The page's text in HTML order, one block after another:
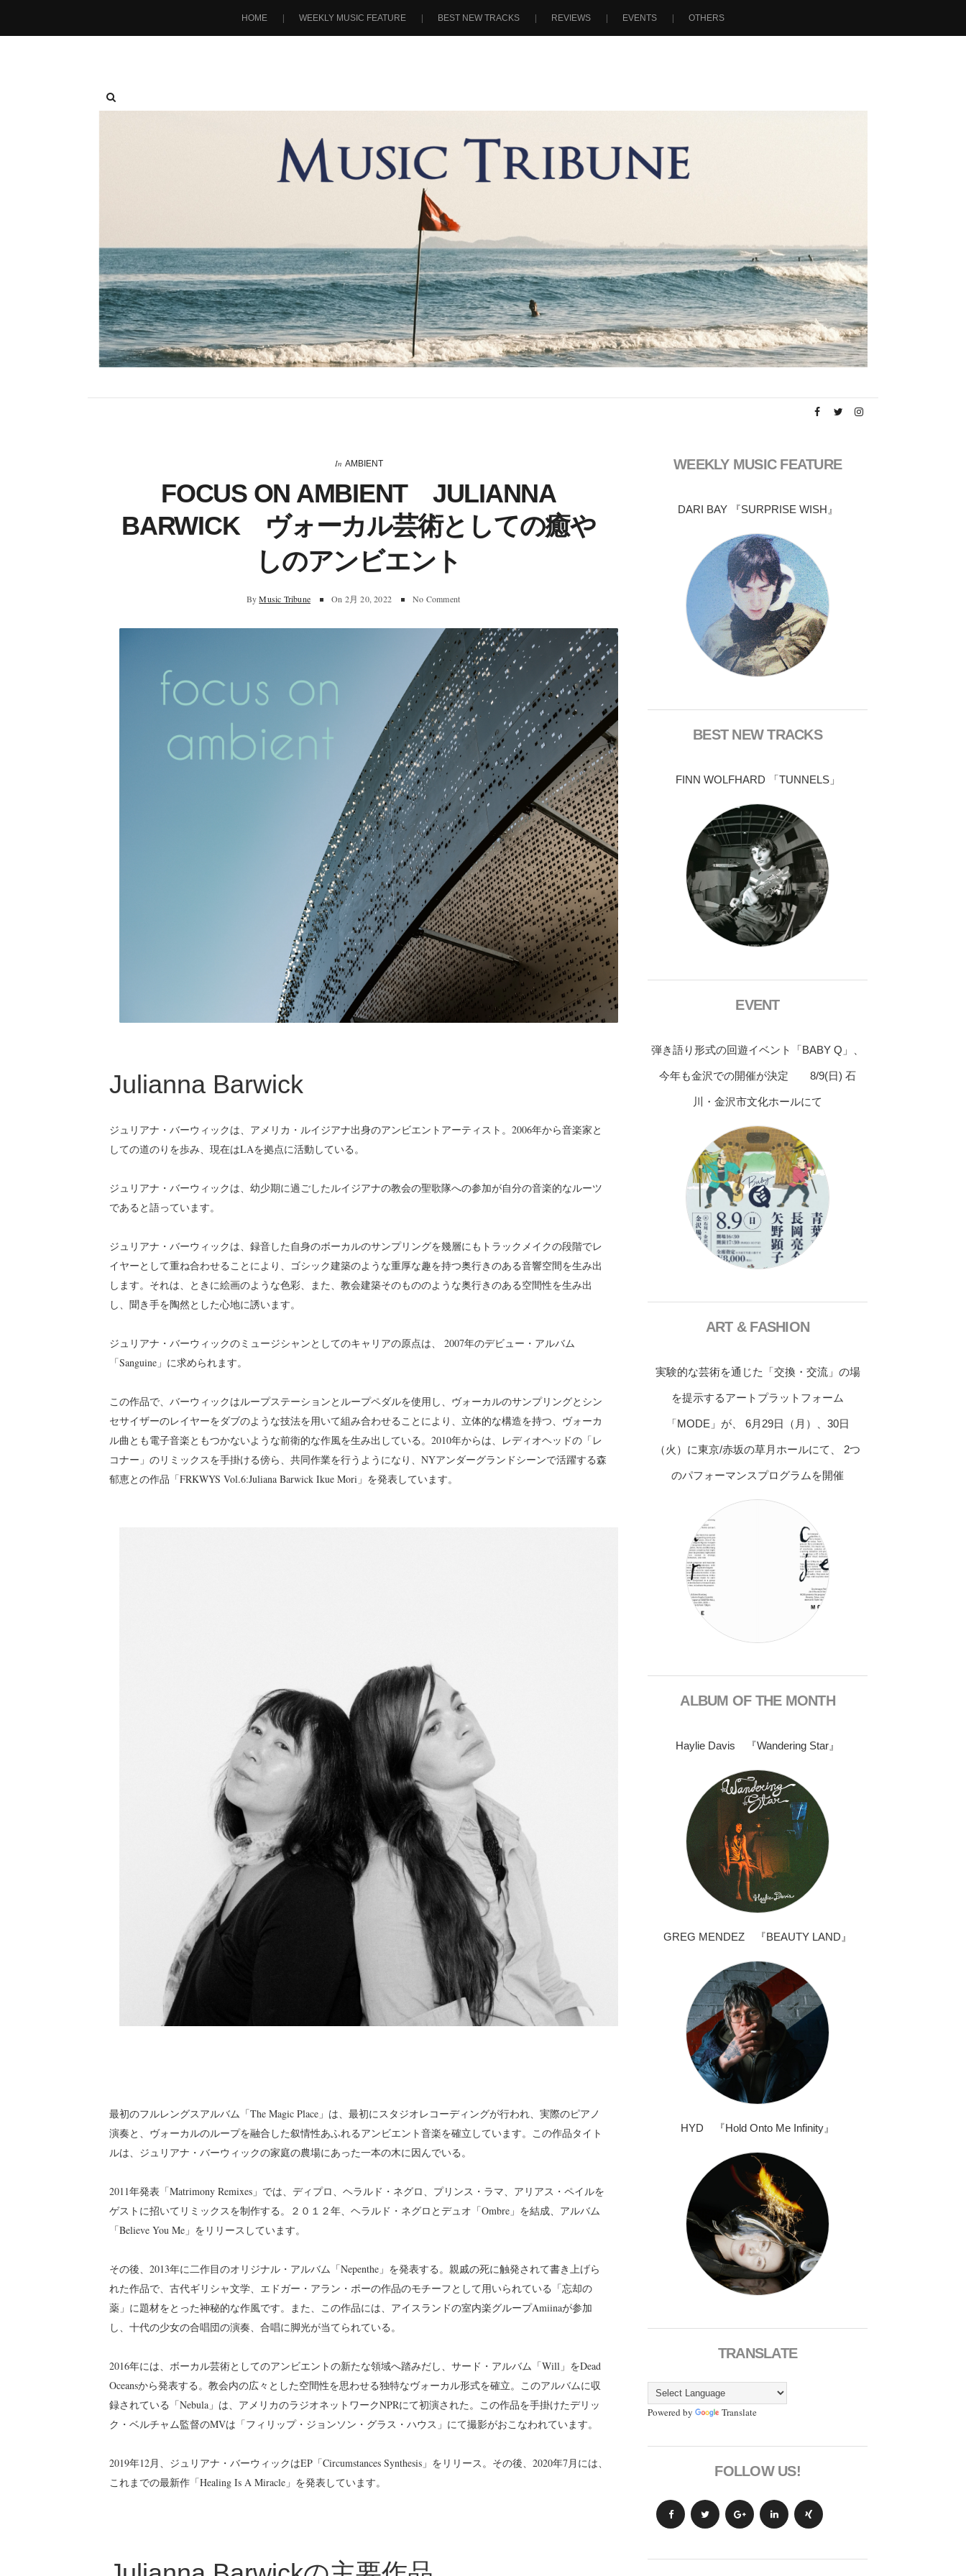
HOME WEEKLY MUSIC FEATURE BEST NEW TRACKS REVIEWS EVENTS OTHERS
In AMBIENT
FOCUS ON AMBIENT JULIANNA
BARWICK ヴォーカル芸術としての癒や
しのアンビエント
By Music Tribune On 2月 20, 2022 No Comment
Julianna Barwick
ジュリアナ・バーウィックは、アメリカ・ルイジアナ出身のアンビエントアーティスト。2006年から音楽家と
しての道のりを歩み、現在はLAを拠点に活動している。
ジュリアナ・バーウィックは、幼少期に過ごしたルイジアナの教会の聖歌隊への参加が自分の音楽的なルーツ
であると語っています。
ジュリアナ・バーウィックは、録音した自身のボーカルのサンプリングを幾層にもトラックメイクの段階でレ
イヤーとして重ね合わせることにより、ゴシック建築のような重厚な趣を持つ奥行きのある音響空間を生み出
します。それは、ときに絵画のような色彩、また、教会建築そのもののような奥行きのある空間性を生み出
し、聞き手を陶然とした心地に誘います。
ジュリアナ・バーウィックのミュージシャンとしてのキャリアの原点は、 2007年のデビュー・アルバム
「Sanguine」に求められます。
この作品で、バーウィックはループステーションとループペダルを使用し、ヴォーカルのサンプリングとシン
セサイザーのレイヤーをダブのような技法を用いて組み合わせることにより、立体的な構造を持つ、ヴォーカ
ル曲とも電子音楽ともつかないような前衛的な作風を生み出している。2010年からは、レディオヘッドの「レ
コナー」のリミックスを手掛ける傍ら、共同作業を行うようになり、NYアンダーグランドシーンで活躍する森
郁恵との作品「FRKWYS Vol.6:Juliana Barwick Ikue Mori」を発表しています。
最初のフルレングスアルバム「The Magic Place」は、最初にスタジオレコーディングが行われ、実際のピアノ
演奏と、ヴォーカルのループを融合した叙情性あふれるアンビエント音楽を確立しています。この作品タイト
ルは、ジュリアナ・バーウィックの家庭の農場にあった一本の木に因んでいる。
2011年発表「Matrimony Remixes」では、ディプロ、ヘラルド・ネグロ、プリンス・ラマ、アリアス・ペイルを
ゲストに招いてリミックスを制作する。２０１２年、ヘラルド・ネグロとデュオ「Ombre」を結成、アルバム
「Believe You Me」をリリースしています。
その後、2013年に二作目のオリジナル・アルバム「Nepenthe」を発表する。親戚の死に触発されて書き上げら
れた作品で、古代ギリシャ文学、エドガー・アラン・ポーの作品のモチーフとして用いられている「忘却の
薬」に題材をとった神秘的な作風です。また、この作品には、アイスランドの室内楽グループAmiinaが参加
し、十代の少女の合唱団の演奏、合唱に脚光が当てられている。
2016年には、ボーカル芸術としてのアンビエントの新たな領域へ踏みだし、サード・アルバム「Will」をDead
Oceansから発表する。教会内の広々とした空間性を思わせる独特なヴォーカル形式を確立。このアルバムに収
録されている「Nebula」は、アメリカのラジオネットワークNPRにて初演された。この作品を手掛けたデリッ
ク・ベルチャム監督のMVは「フィリップ・ジョンソン・グラス・ハウス」にて撮影がおこなわれています。
2019年12月、ジュリアナ・バーウィックはEP「Circumstances Synthesis」をリリース。その後、2020年7月には、
これまでの最新作「Healing Is A Miracle」を発表しています。
WEEKLY MUSIC FEATURE
DARI BAY 『SURPRISE WISH』
BEST NEW TRACKS
FINN WOLFHARD 「TUNNELS」
EVENT
弾き語り形式の回遊イベント「BABY Q」、
今年も金沢での開催が決定 8/9(日) 石
川・金沢市文化ホールにて
ART & FASHION
実験的な芸術を通じた「交換・交流」の場
を提示するアートプラットフォーム
「MODE」が、 6月29日（月）、30日
（火）に東京/赤坂の草月ホールにて、 2つ
のパフォーマンスプログラムを開催
ALBUM OF THE MONTH
Haylie Davis 『Wandering Star』
GREG MENDEZ 『BEAUTY LAND』
HYD 『Hold Onto Me Infinity』
TRANSLATE
Powered by Translate
FOLLOW US!